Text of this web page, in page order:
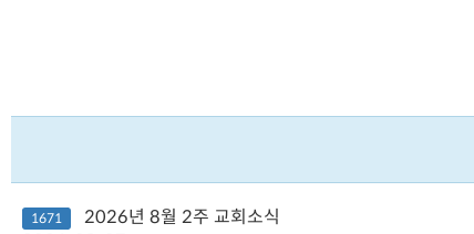
1671
2026년 8월 2주 교회소식